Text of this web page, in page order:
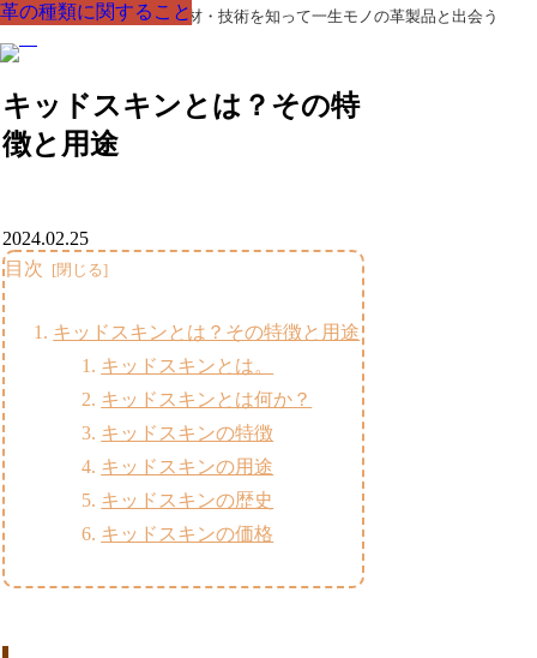
革製品の部品の呼び名・素材・技術を知って一生モノの革製品と出会う
キッドスキンとは？その特
徴と用途
革の種類に関すること
2024.02.25
目次
キッドスキンとは？その特徴と用途
キッドスキンとは。
キッドスキンとは何か？
キッドスキンの特徴
キッドスキンの用途
キッドスキンの歴史
キッドスキンの価格
革の種類に関すること
革の種類に関すること
革の種類に関すること
革の種類に関すること
革の種類に関すること
革の種類に関すること